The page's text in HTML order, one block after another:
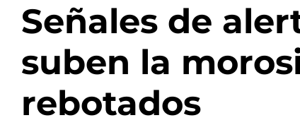
Señales de
suben la
rebotados